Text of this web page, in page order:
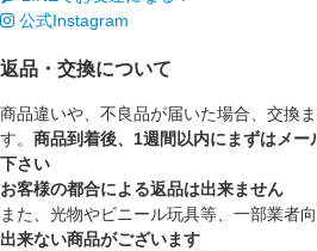
公式Instagram
返品・交換について
商品違いや、不良品が届いた場合、交換
す。 商品到着後、1週間以内にまずはメ
下さい
お客様の都合による返品は出来ません
また、光物やビニール玩具等、一部業者
出来ない商品がございます